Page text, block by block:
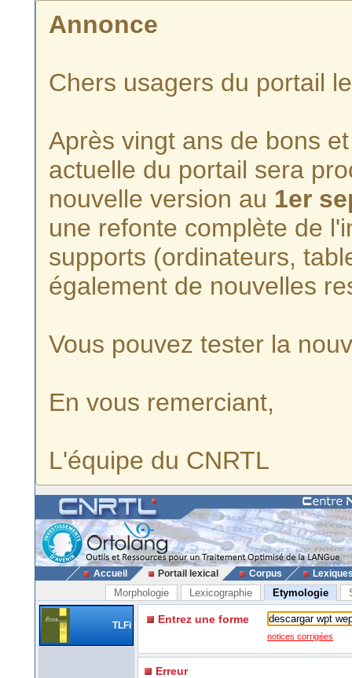
Annonce
Chers usagers du portail
Après vingt ans de bons
actuelle du portail sera
nouvelle version au 1er
une refonte complète de
supports (ordinateurs,
également de nouvelles
Vous pouvez tester la
En vous remerciant,
L'équipe du CNRTL
Accueil Portail lexical Corpus
Morphologie Lexicographie Etymologie
TLFi Entrez une forme
notices corrigées
Erreur